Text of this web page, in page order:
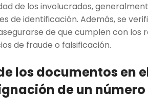
de los involucrados,
de identificación. Además, se
de que cumplen con los
de fraude o falsificación.
los documentos en
de un